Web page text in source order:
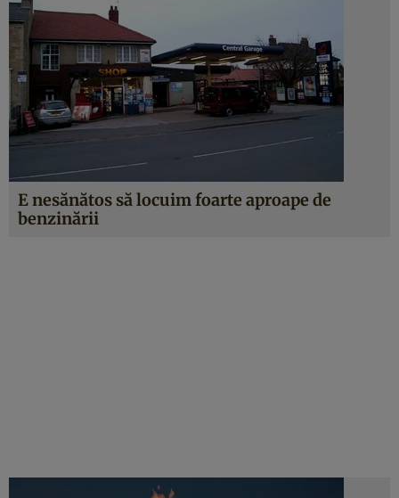
E nesănătos să locuim foarte aproape de
benzinării